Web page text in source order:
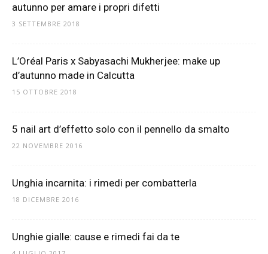
autunno per amare i propri difetti
3 SETTEMBRE 2018
L’Oréal Paris x Sabyasachi Mukherjee: make up
d’autunno made in Calcutta
15 OTTOBRE 2018
5 nail art d’effetto solo con il pennello da smalto
22 NOVEMBRE 2016
Unghia incarnita: i rimedi per combatterla
18 DICEMBRE 2016
Unghie gialle: cause e rimedi fai da te